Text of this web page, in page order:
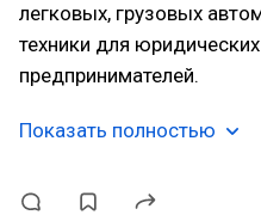
легковых, грузовых
техники для
предпринимателей.
Показать полностью